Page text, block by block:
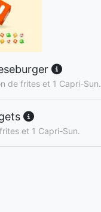
de frites et 1 Capri-Sun.
et 1 Capri-Sun.